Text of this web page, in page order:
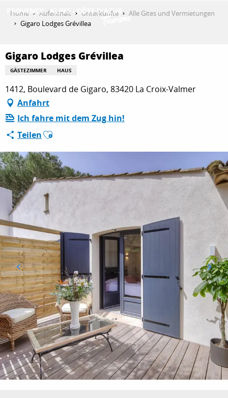
contenu
AKTIVITÄTEN
AUFENTHALT
ESPACE PRO
Home Aufenthalt Unterkünfte
Alle Gites und Vermietungen
Gigaro Lodges Grévillea
Gigaro Lodges Grévillea
GÄSTEZIMMER HAUS
1412, Boulevard de Gigaro, 83420 La Croix-Valmer
Anfahrt
Ich fahre mit dem Zug hin!
TeilenAjouter aux favoris